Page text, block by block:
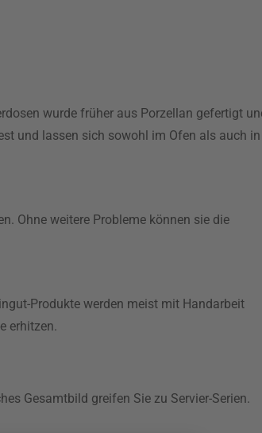
wurde früher aus Porzellan gefertigt
und lassen sich sowohl im Ofen als auch
Ohne weitere Probleme können sie die
Produkte werden meist mit Handarbeit
erhitzen.
Gesamtbild greifen Sie zu Servier-Serien.